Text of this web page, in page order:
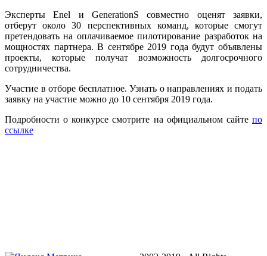
Эксперты Enel и GenerationS совместно оценят заявки,
отберут около 30 перспективных команд, которые смогут
претендовать на оплачиваемое пилотирование разработок на
мощностях партнера. В сентябре 2019 года будут объявлены
проекты, которые получат возможность долгосрочного
сотрудничества.
Участие в отборе бесплатное. Узнать о направлениях и подать
заявку на участие можно до 10 сентября 2019 года.
Подробности о конкурсе смотрите на официальном сайте по
ссылке